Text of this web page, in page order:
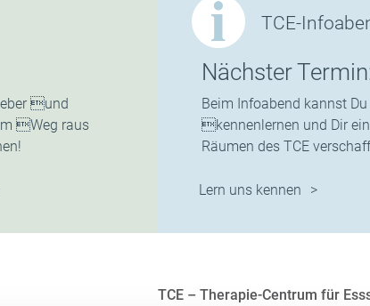
und
Weg raus
TCE-
Nächster
Beim Infoabend kannst
kennenlernen und Dir
Räumen des TCE
Lern uns kennen
TCE – Therapie-Centrum für